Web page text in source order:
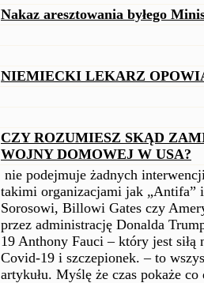
Nakaz aresztowania byłego
NIEMIECKI LEKARZ
CZY ROZUMIESZ SKĄD
WOJNY DOMOWEJ W USA?
nie podejmuje żadnych
takimi organizacjami jak
Sorosowi, Billowi Gates czy
przez administrację Donalda
19 Anthony Fauci – który jest siłą
Covid-19 i szczepionek. – to
artykułu. Myślę że czas pokaże